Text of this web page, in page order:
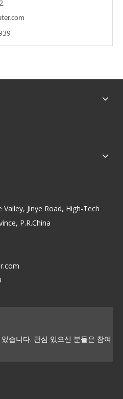
Jinye Road, High-Tech
P.R.China
습니다. 관심 있으신 분들은 참여